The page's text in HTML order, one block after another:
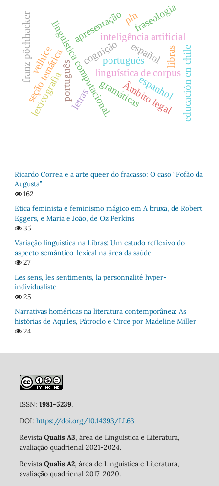
linguística de corpus
linguística computacional.inteligência artificial
letras
apresentação
seção temática cognição educación en chile
gramáticas
portuguésespañol
português espanhol
Âmbito legal
franz pöchhacker libras
lexicografia
fraseologia
pln
velhice
Ricardo Correa e a arte queer do fracasso: O caso “Fofão da
Augusta”
162
Ética feminista e feminismo mágico em A bruxa, de Robert
Eggers, e Maria e João, de Oz Perkins
35
Variação linguística na Libras: Um estudo reflexivo do
aspecto semântico-lexical na área da saúde
27
Les sens, les sentiments, la personnalité hyper-
individualiste
25
Narrativas homéricas na literatura contemporânea: As
histórias de Aquiles, Pátroclo e Circe por Madeline Miller
24
ISSN: 1981-5239.
DOI: https://doi.org/10.14393/LL63
Revista Qualis A3, área de Linguística e Literatura,
avaliação quadrienal 2021-2024.
Revista Qualis A2, área de Linguística e Literatura,
avaliação quadrienal 2017-2020.